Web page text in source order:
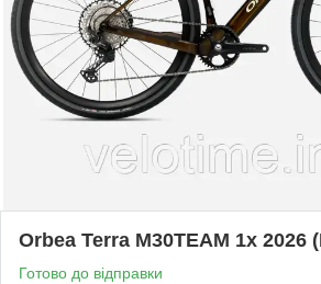
Orbea Terra M30TEAM 1x 2026
Готово до відправки